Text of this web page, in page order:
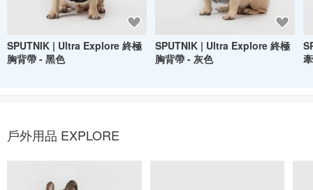
SPUTNIK | Ultra Explore 終極
胸背帶 - 黑色
SPUTNIK | Ultra Explore 終極
胸背帶 - 灰色
戶外用品 EXPLORE